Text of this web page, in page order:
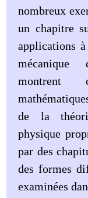
nombreux
un chapitre
applications
mécanique
montrent
de la
physique
par des
des formes
examinées